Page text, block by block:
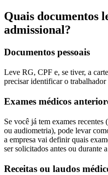
Quais documentos
admissional?
Documentos pessoais
Leve RG, CPF e, se tiver, a
precisar identificar o
Exames médicos
Se você já tem exames
ou audiometria), pode levar
a empresa vai definir quais
ser solicitados antes ou durante
Receitas ou laudos